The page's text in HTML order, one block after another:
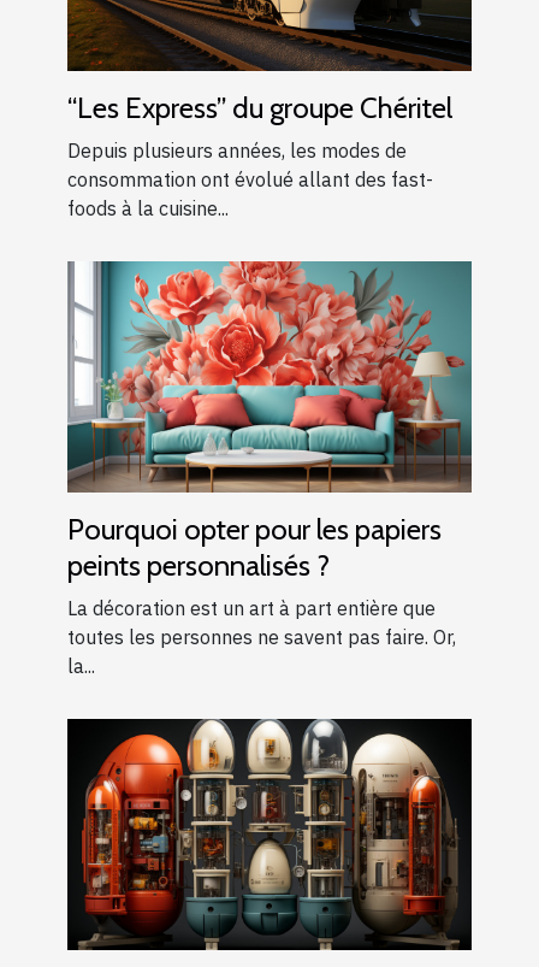
“Les Express” du groupe Chéritel
Depuis plusieurs années, les modes de
consommation ont évolué allant des fast-
foods à la cuisine...
Pourquoi opter pour les papiers
peints personnalisés ?
La décoration est un art à part entière que
toutes les personnes ne savent pas faire. Or,
la...